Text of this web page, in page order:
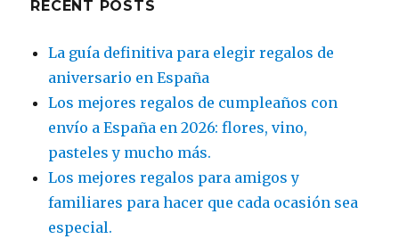
RECENT POSTS
La guía definitiva para elegir regalos de
aniversario en España
Los mejores regalos de cumpleaños con
envío a España en 2026: flores, vino,
pasteles y mucho más.
Los mejores regalos para amigos y
familiares para hacer que cada ocasión sea
especial.